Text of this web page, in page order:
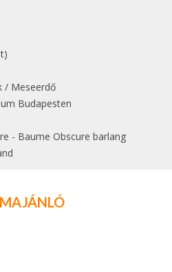
/ Meseerdő
Budapesten
- Baume Obscure barlang